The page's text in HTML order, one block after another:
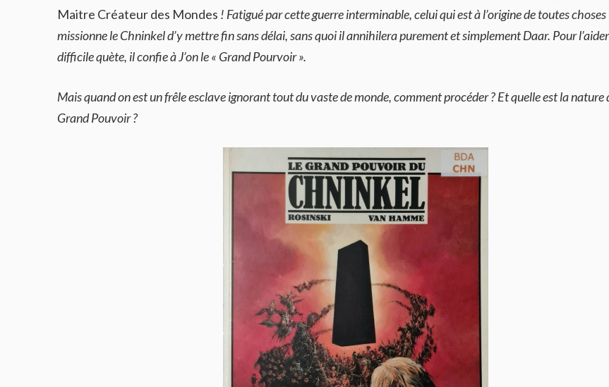
Maitre Créateur des Mondes ! Fatigué par cette guerre interminable, celui qui est à l’origine de toutes choses
missionne le Chninkel d’y mettre fin sans délai, sans quoi il annihilera purement et simplement Daar. Pour
difficile quète, il confie à J’on le « Grand Pourvoir ».
Mais quand on est un frêle esclave ignorant tout du vaste de monde, comment procéder ? Et quelle est la nature
Grand Pouvoir ?